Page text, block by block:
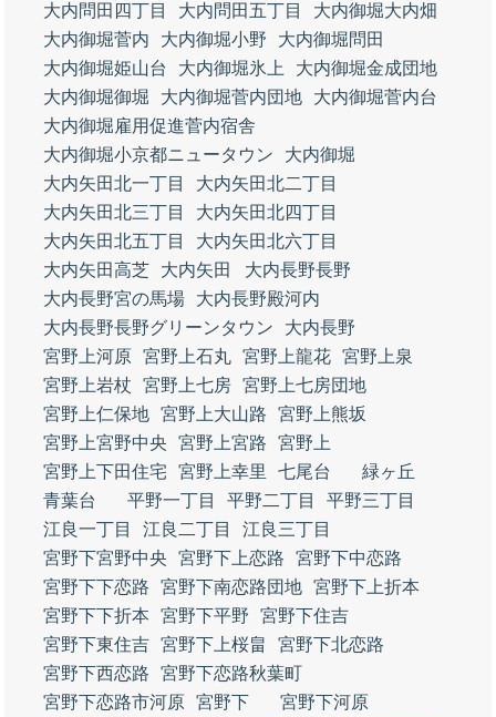
大内問田四丁目
大内問田五丁目
大内御堀大内畑
大内御堀菅内
大内御堀小野
大内御堀問田
大内御堀姫山台
大内御堀氷上
大内御堀金成団地
大内御堀御堀
大内御堀菅内団地
大内御堀菅内台
大内御堀雇用促進菅内宿舎
大内御堀小京都ニュータウン
大内御堀
大内矢田北一丁目
大内矢田北二丁目
大内矢田北三丁目
大内矢田北四丁目
大内矢田北五丁目
大内矢田北六丁目
大内矢田高芝
大内矢田
大内長野長野
大内長野宮の馬場
大内長野殿河内
大内長野長野グリーンタウン
大内長野
宮野上河原 宮野上石丸 宮野上龍花 宮野上泉
宮野上岩杖
宮野上七房 宮野上七房団地
宮野上仁保地 宮野上大山路
宮野上熊坂
宮野上宮野中央
宮野上宮路
宮野上
宮野上下田住宅
宮野上幸里 七尾台
緑ヶ丘
青葉台
平野一丁目 平野二丁目
平野三丁目
江良一丁目
江良二丁目
江良三丁目
宮野下宮野中央
宮野下上恋路
宮野下中恋路
宮野下下恋路
宮野下南恋路団地 宮野下上折本
宮野下下折本
宮野下平野
宮野下住吉
宮野下東住吉 宮野下上桜畠
宮野下北恋路
宮野下西恋路
宮野下恋路秋葉町
宮野下恋路市河原 宮野下
宮野下河原